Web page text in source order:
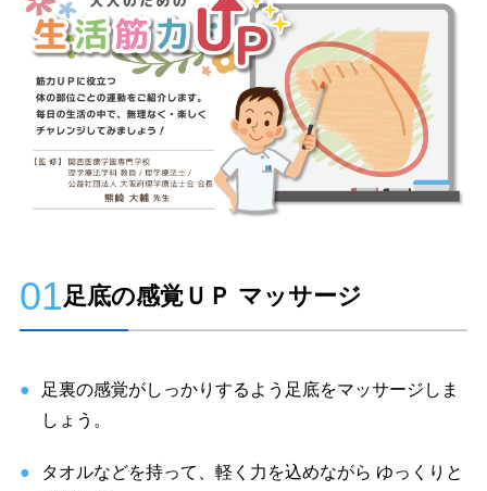
01足底の感覚ＵＰ マッサージ
足裏の感覚がしっかりするよう足底をマッサージしま
しょう。
タオルなどを持って、軽く力を込めながら ゆっくりと